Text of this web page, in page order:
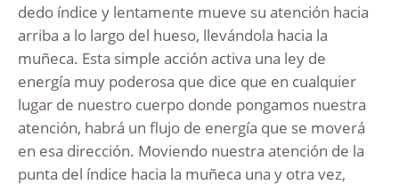
dedo índice y lentamente mueve su atención hacia
arriba a lo largo del hueso, llevándola hacia la
muñeca. Esta simple acción activa una ley de
energía muy poderosa que dice que en cualquier
lugar de nuestro cuerpo donde pongamos nuestra
atención, habrá un flujo de energía que se moverá
en esa dirección. Moviendo nuestra atención de la
punta del índice hacia la muñeca una y otra vez,